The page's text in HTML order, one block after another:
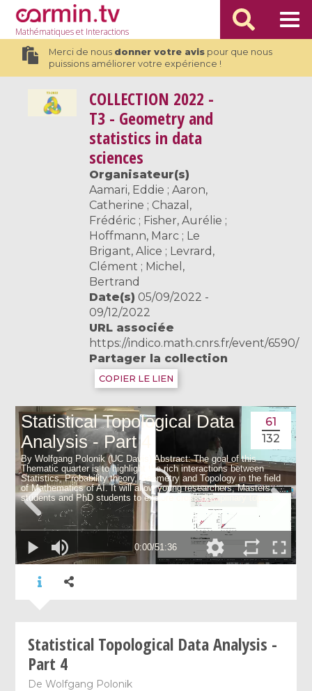
Mathématiqueset Interactions
Merci de nous donner votre avispour que nous
puissions améliorer votre expérience !
COLLECTION 2022 -
T3 - Geometry and
statistics in data
sciences
Organisateur(s)
Aamari, Eddie ; Aaron,
Catherine ; Chazal,
Frédéric ; Fisher, Aurélie ;
Hoffmann, Marc ; Le
Brigant, Alice ; Levrard,
Clément ; Michel,
Bertrand
Date(s) 05/09/2022 -
09/12/2022
URL associée
https://indico.math.cnrs.fr/event/6590/
Partager la collection
COPIER LE LIEN
61
132
Statistical Topological Data Analysis -
Part 4
DeWolfgang Polonik